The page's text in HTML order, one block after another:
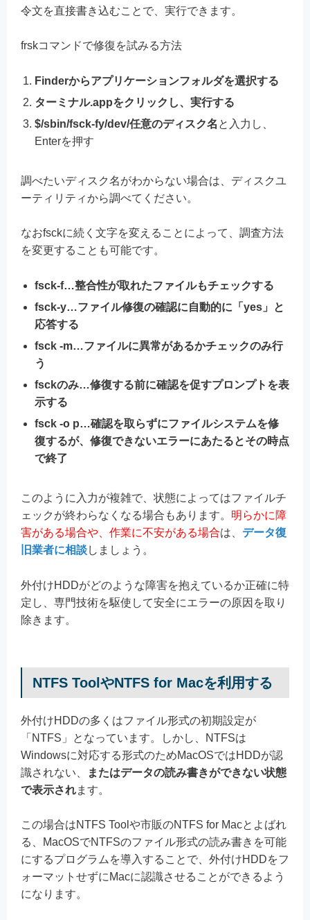
令文を直接書き込むことで、実行できます。
frskコマンドで修復を試みる方法
Finderからアプリケーションフォルダを選択する
ターミナル.appをクリックし、実行する
$/sbin/fsck-fy/dev/任意のディスク名 と入力し、
Enterを押す
調べたいディスク名がわからない場合は、ディスクユ
ーティリティから調べてください。
なおfsckに続く文字を変えることによって、調査方法
を変更することも可能です。
fsck-f…整合性が取れたファイルもチェックする
fsck-y…ファイル修復の確認に自動的に「yes」と
応答する
fsck -m…ファイルに異常があるかチェックのみ行
う
fsckのみ…修復する前に確認を促すプロンプトを表
示する
fsck -o p…確認を取らずにファイルシステムを修
復するが、修復できないエラーにあたるとその時点
で終了
このように入力が複雑で、状態によってはファイルチ
ェックが終わらなくなる場合もあります。 明らかに障
害がある場合や、作業に不安がある場合は、 データ復
旧業者に相談しましょう。
外付けHDDがどのような障害を抱えているか正確に特
定し、専門技術を駆使して安全にエラーの原因を取り
除きます。
NTFS ToolやNTFS for Macを利用する
外付けHDDの多くはファイル形式の初期設定が
「NTFS」となっています。しかし、NTFSは
Windowsに対応する形式のためMacOSではHDDが認
識されない、
またはデータの読み書きができない状態
で表示されます。
この場合はNTFS Toolや市販のNTFS for Macとよばれ
る、MacOSでNTFSのファイル形式の読み書きを可能
にするプログラムを導入することで、外付けHDDをフ
ォーマットせずにMacに認識させることができるよう
になります。